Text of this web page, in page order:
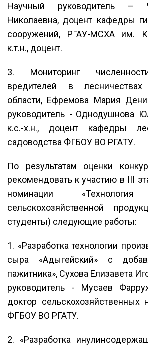
Научный руководитель –
Николаевна, доцент кафедры
сооружений, РГАУ-МСХА им.
к.т.н., доцент.
3. Мониторинг
вредителей в лесничествах
области, Ефремова Мария
руководитель - Однодушнова
к.с.-х.н., доцент кафедры
садоводства ФГБОУ ВО РГАТУ.
По результатам оценки
рекомендовать к участию в III
номинации «Технология
сельскохозяйственной
студенты) следующие работы:
1. «Разработка технологии
сыра «Адыгейский» с
пажитника», Сухова Елизавета
руководитель - Мусаев
доктор сельскохозяйственных
ФГБОУ ВО РГАТУ.
2. «Разработка